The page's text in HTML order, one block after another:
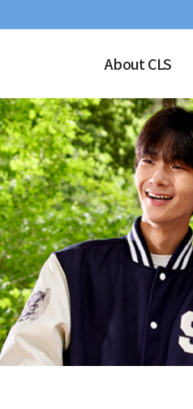
About CLS